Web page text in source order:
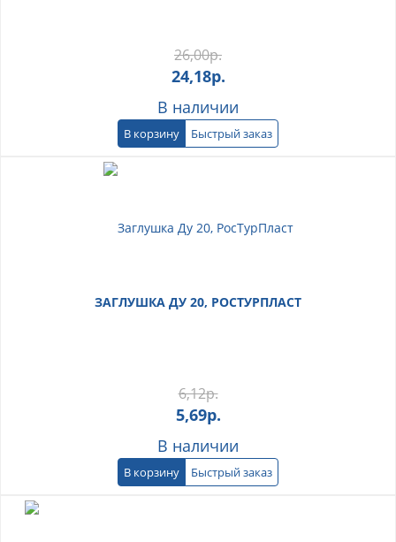
26,00р.
24,18р.
В наличии
В корзину Быстрый заказ
ЗАГЛУШКА ДУ 20, РОСТУРПЛАСТ
6,12р.
5,69р.
В наличии
В корзину Быстрый заказ